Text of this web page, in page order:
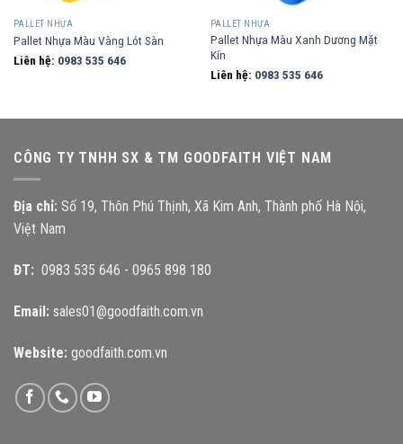
PALLET NHỰA
Pallet Nhựa Màu Vàng Lót Sàn
Liên hệ: 0983 535 646
PALLET NHỰA
Pallet Nhựa Màu Xanh Dương Mặt
Kín
Liên hệ: 0983 535 646
CÔNG TY TNHH SX & TM GOODFAITH VIỆT NAM
Địa chỉ: Số 19, Thôn Phú Thịnh, Xã Kim Anh, Thành phố Hà Nội,
Việt Nam
ĐT: 0983 535 646 - 0965 898 180
Email: sales01@goodfaith.com.vn
Website: goodfaith.com.vn